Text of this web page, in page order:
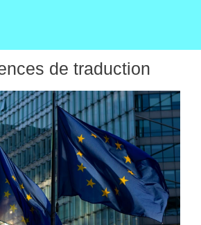
de traduction